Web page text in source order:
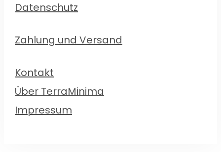
Datenschutz
Zahlung und Versand
Kontakt
Über TerraMinima
Impressum